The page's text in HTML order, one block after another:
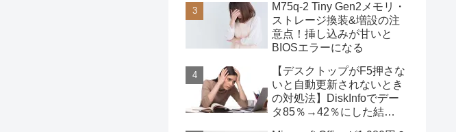
M75q-2 Tiny Gen2メモリ・
ストレージ換装&増設の注
意点！挿し込みが甘いと
BIOSエラーになる
【デスクトップがF5押さな
いと自動更新されないとき
の対処法】DiskInfoでデー
タ85％→42％にした結